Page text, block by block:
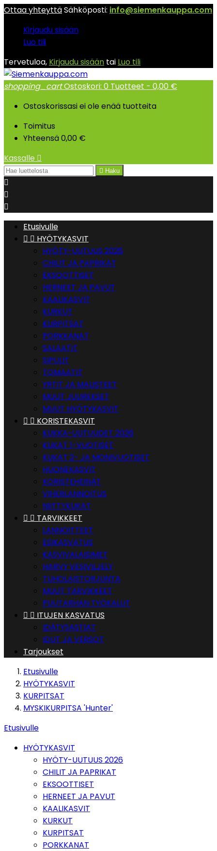
Ottaa yhteyttäSähköposti: info@siemenkauppa.com
Kirjaudu sisään
Luo tili
Tervetuloa, Kirjaudu sisään tai Luo tili
shopping_cartOstoskori: 0 Tuotteet - 0,00 €
Ostoskorissasi ei ole enää tuotteita
Toimitus
Yhteensä0,00 €
Kassalle 
 Haku



Etusivulle
  HYÖTYKASVIT
HYÖTY-UUTUUS 2026
CHILIT JA PAPRIKAT
EKSOOTTISET
HERNEET JA PAVUT
KAALIKASVIT
KURKUT
KURPITSAT
PORKKANAT
SALAATIT
SIPULIT
TOMAATIT
YRTIT JA MAUSTEET
MUUT JUUREKSET
MUUT HYÖTYKASVIT
  KORISTEKASVIT
KUKKA-UUTUUDET 2026
KUKAT 1-VUOTISET
KUKAT 2- JA MONIVUOTISET
HUONEKASVIT
KORISTEHEINÄT
VIHERLANNOITUS
NIITTYKUKAT
  TARVIKKEET
LANNOITTEET
ESIKASVATUS
KASVIVALAISIMET
HARVY VESIVILJELY
TUHOLAISTORJUNTA
MUUT TARVIKKEET
PUUTARHAN TYÖKALUT
  ITUJEN KASVATUS
IDÄTYSASTIAT
IDUT JA VERSOT
Tarjoukset
Etusivulle
HYÖTYKASVIT
KURPITSAT
MYSKIKURPITSA 'Hunter'
Etusivulle
HYÖTYKASVIT
HYÖTY-UUTUUS 2026
CHILIT JA PAPRIKAT
EKSOOTTISET
HERNEET JA PAVUT
KAALIKASVIT
KURKUT
KURPITSAT
PORKKANAT